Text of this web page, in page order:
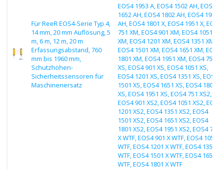
Für ReeR EOS4-Serie Typ 4,
14 mm, 20 mm Auflösung, 5
m, 6 m, 12 m, 20 m
Erfassungsabstand, 760
mm bis 1960 mm,
Schutzhöhen-
Sicherheitssensoren für
Maschinenersatz
EOS4 1953 A, EOS4 1502 AH, EOS4
1652 AH, EOS4 1802 AH, EOS4 1952
AH, EOS4 1801 X, EOS4 1951 X,
751 XM, EOS4 901 XM, EOS4 1051
XM, EOS4 1201 XM, EOS4 1351 XM,
EOS4 1501 XM, EOS4 1651 XM,
1801 XM, EOS4 1951 XM, EOS4 751
XS, EOS4 901 XS, EOS4 1051 XS,
EOS4 1201 XS, EOS4 1351 XS, EOS4
1501 XS, EOS4 1651 XS, EOS4 1801
XS, EOS4 1951 XS, EOS4 751 XS2,
EOS4 901 XS2, EOS4 1051 XS2,
1201 XS2, EOS4 1351 XS2, EOS4
1501 XS2, EOS4 1651 XS2, EOS4
1801 XS2, EOS4 1951 XS2, EOS4
X WTF, EOS4 901 X WTF, EOS4 1051
WTF, EOS4 1201 X WTF, EOS4 1351
WTF, EOS4 1501 X WTF, EOS4 1651
WTF, EOS4 1801 X WTF